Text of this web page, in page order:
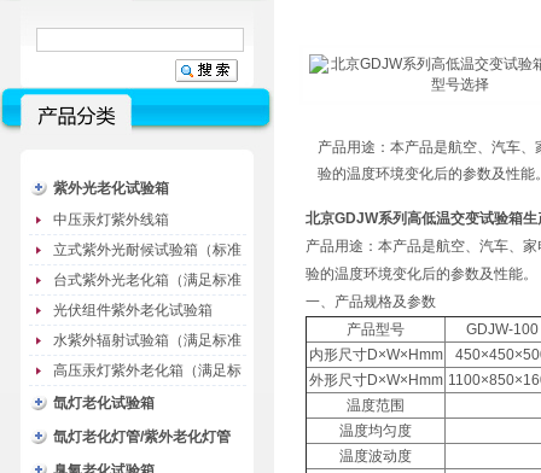
紫外光老化试验箱
中压汞灯紫外线箱
立式紫外光耐候试验箱（标准
型）
台式紫外光老化箱（满足标准
GB/T16776）
光伏组件紫外老化试验箱
水紫外辐射试验箱（满足标准
JC485-1992）
高压汞灯紫外老化箱（满足标
准GB/T16777）
氙灯老化试验箱
氙灯老化灯管/紫外老化灯管
产品用途：本产品是航空、汽车
验的温度环境变化后的参数及性能
北京GDJW系列高低温交变试验箱
产品用途：本产品是航空、汽车、
验的温度环境变化后的参数及性能。
一、产品规格及参数
产品型号
GDJW-100
内形尺寸D×W×Hmm
外形尺寸D×W×Hmm
温度范围
温度均匀度
温度波动度